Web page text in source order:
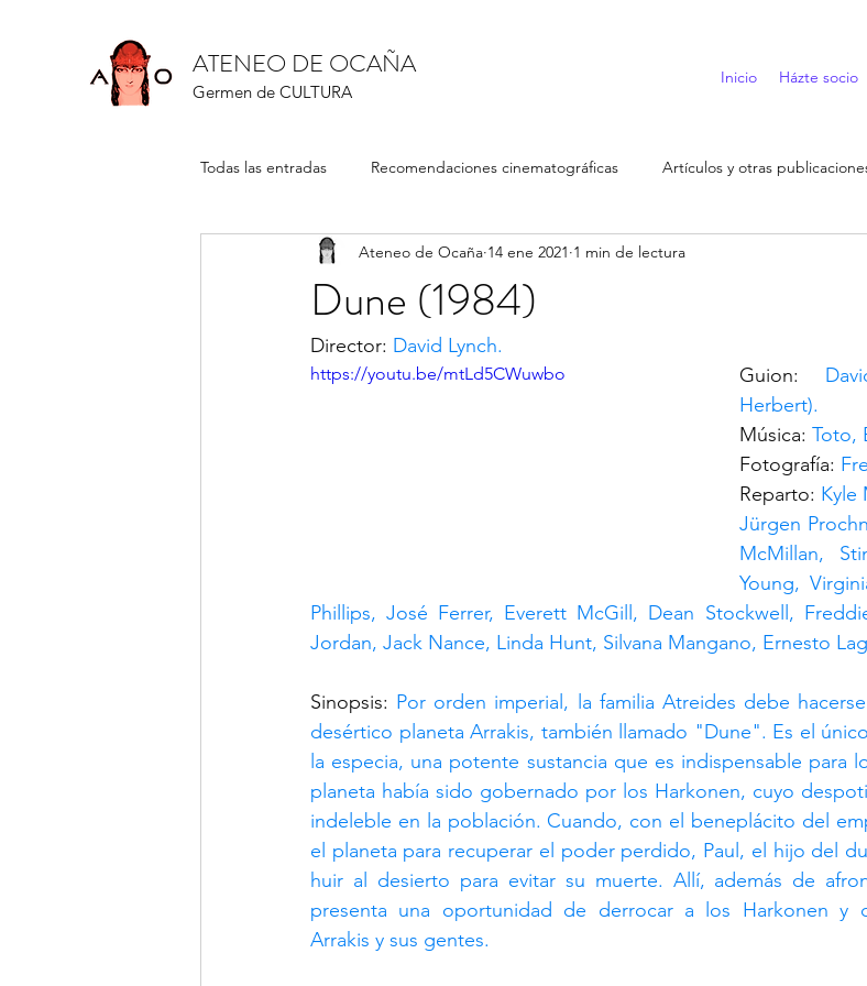
ATENEO DE OCAÑA
Germen de CULTURA
Inicio Házte socio
Todas las entradas Recomendaciones cinematográficas Artículos y otras
Dune (1984)
Ateneo de Ocaña 14 ene 2021 1 min de lectura
Director: David Lynch.
https://youtu.be/mtLd5CWuwbo Guion:
Herbert).
Música: Toto,
Fotografía:
Reparto: Kyle
Jürgen
McMillan,
Young,
Phillips, José Ferrer, Everett McGill, Dean Stockwell,
Jordan, Jack Nance, Linda Hunt, Silvana Mangano, Ernesto
Sinopsis: Por orden imperial, la familia Atreides debe
desértico planeta Arrakis, también llamado "Dune". Es el
la especia, una potente sustancia que es indispensable para
planeta había sido gobernado por los Harkonen, cuyo
indeleble en la población. Cuando, con el beneplácito del
el planeta para recuperar el poder perdido, Paul, el hijo del
huir al desierto para evitar su muerte. Allí, además de
presenta una oportunidad de derrocar a los Harkonen y
Arrakis y sus gentes.